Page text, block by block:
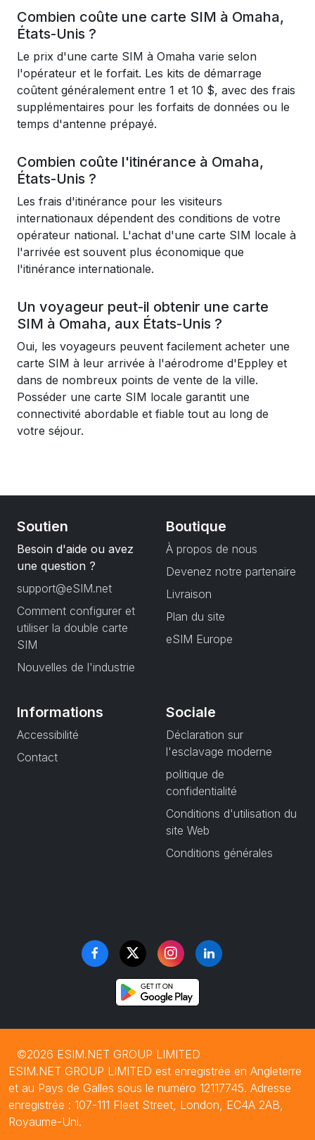
Combien coûte une carte SIM à Omaha,
États-Unis ?
Le prix d'une carte SIM à Omaha varie selon
l'opérateur et le forfait. Les kits de démarrage
coûtent généralement entre 1 et 10 $, avec des frais
supplémentaires pour les forfaits de données ou le
temps d'antenne prépayé.
Combien coûte l'itinérance à Omaha,
États-Unis ?
Les frais d'itinérance pour les visiteurs
internationaux dépendent des conditions de votre
opérateur national. L'achat d'une carte SIM locale à
l'arrivée est souvent plus économique que
l'itinérance internationale.
Un voyageur peut-il obtenir une carte
SIM à Omaha, aux États-Unis ?
Oui, les voyageurs peuvent facilement acheter une
carte SIM à leur arrivée à l'aérodrome d'Eppley et
dans de nombreux points de vente de la ville.
Posséder une carte SIM locale garantit une
connectivité abordable et fiable tout au long de
votre séjour.
Soutien
Besoin d'aide ou avez
une question ?
support@eSIM.net
Comment configurer et
utiliser la double carte
SIM
Nouvelles de l'industrie
Boutique
À propos de nous
Devenez notre partenaire
Livraison
Plan du site
eSIM Europe
Informations
Accessibilité
Contact
Sociale
Déclaration sur
l'esclavage moderne
politique de
confidentialité
Conditions d'utilisation du
site Web
Conditions générales
©2026 ESIM.NET GROUP LIMITED
ESIM.NET GROUP LIMITED est enregistrée en Angleterre
et au Pays de Galles sous le numéro 12117745. Adresse
enregistrée : 107-111 Fleet Street, London, EC4A 2AB,
Royaume-Uni.